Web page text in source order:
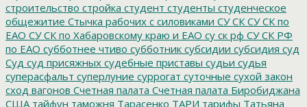
строительство стройка студент студенты студенческое
общежитие Стычка рабочих с силовиками СУ СК СУ СК по
ЕАО СУ СК по Хабаровскому краю и ЕАО су ск рф СУ СК РФ
по ЕАО субботнее чтиво субботник субсидии субсидия суд
Суд суд присяжных судебные приставы судьи судья
суперасфальт суперлуние суррогат суточные сухой закон
сход вагонов Счетная палата Счетная палата Биробиджана
США тайфун таможня Тарасенко ТАРИ тарифы Татьяна